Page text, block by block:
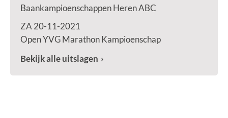
Baankampioenschappen Heren ABC
ZA 20-11-2021
Open YVG Marathon Kampioenschap
Bekijk alle uitslagen